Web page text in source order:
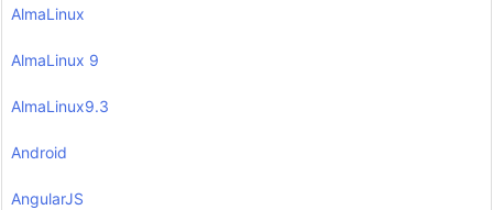
AlmaLinux
AlmaLinux 9
AlmaLinux9.3
Android
AngularJS